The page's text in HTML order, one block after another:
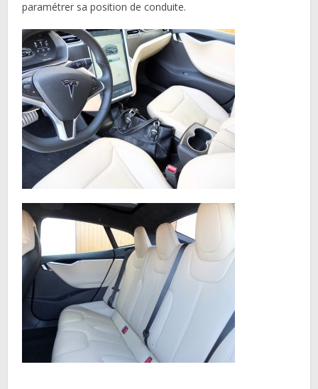
paramétrer sa position de conduite.